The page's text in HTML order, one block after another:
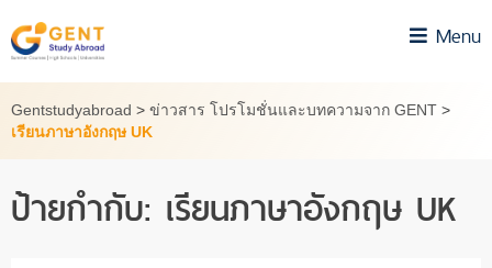
to
content
Menu
Gentstudyabroad > ข่าวสาร โปรโมชั่นและบทความจาก GENT >
เรียนภาษาอังกฤษ UK
ป้ายกำกับ: เรียนภาษาอังกฤษ UK